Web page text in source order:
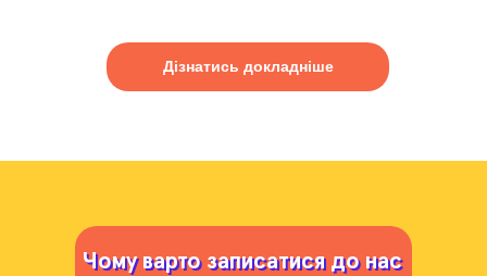
Дізнатись докладніше
Чому варто записатися до нас
Чому варто записатися до нас